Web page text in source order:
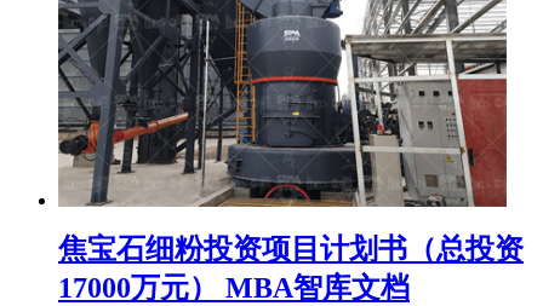
焦宝石细粉投资项目计划书（总投资
17000万元） MBA智库文档